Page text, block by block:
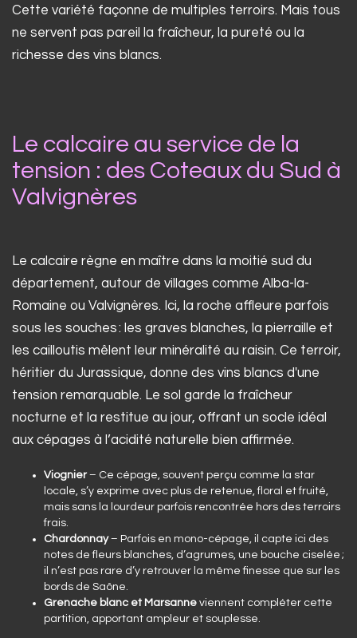
Cette variété façonne de multiples terroirs. Mais tous
ne servent pas pareil la fraîcheur, la pureté ou la
richesse des vins blancs.
Le calcaire au service de la
tension : des Coteaux du Sud à
Valvignères
Le calcaire règne en maître dans la moitié sud du
département, autour de villages comme Alba-la-
Romaine ou Valvignères. Ici, la roche affleure parfois
sous les souches : les graves blanches, la pierraille et
les cailloutis mêlent leur minéralité au raisin. Ce terroir,
héritier du Jurassique, donne des vins blancs d'une
tension remarquable. Le sol garde la fraîcheur
nocturne et la restitue au jour, offrant un socle idéal
aux cépages à l’acidité naturelle bien affirmée.
Viognier– Ce cépage, souvent perçu comme la star
locale, s’y exprime avec plus de retenue, floral et fruité,
mais sans la lourdeur parfois rencontrée hors des terroirs
frais.
Chardonnay– Parfois en mono-cépage, il capte ici des
notes de fleurs blanches, d’agrumes, une bouche ciselée ;
il n’est pas rare d’y retrouver la même finesse que sur les
bords de Saône.
Grenache blanc et Marsanne viennent compléter cette
partition, apportant ampleur et souplesse.